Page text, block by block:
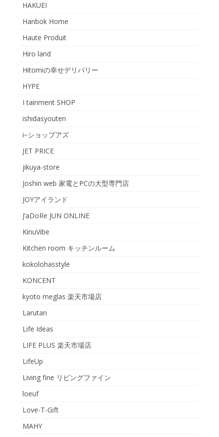
HAKUEI
Hanbok Home
Haute Produit
Hiro land
Hitomiの幸せデリバリー
HYPE
I tainment SHOP
ishidasyouten
i−ショップアズ
JET PRICE
jikuya-store
Joshin web 家電とPCの大型専門店
JOYアイランド
J’aDoRe JUN ONLINE
KinuVibe
Kitchen room キッチンルーム
kokolohasstyle
KONCENT
kyoto meglas 楽天市場店
Larutan
Life Ideas
LIFE PLUS 楽天市場店
LifeUp
Living fine リビングファイン
loeuf
Love-T-Gift
MAHY